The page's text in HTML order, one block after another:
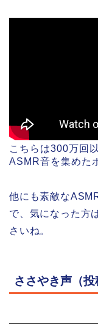
こちらは300万回
ASMR音を集めた
他にも素敵な
で、気になった方
さいね。
ささやき声（投